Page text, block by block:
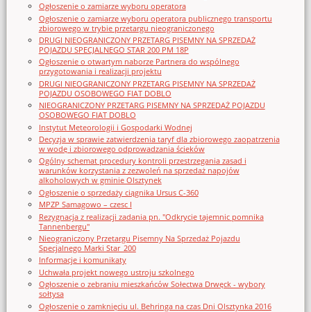
Ogłoszenie o zamiarze wyboru operatora
Ogłoszenie o zamiarze wyboru operatora publicznego transportu
zbiorowego w trybie przetargu nieograniczonego
DRUGI NIEOGRANICZONY PRZETARG PISEMNY NA SPRZEDAŻ
POJAZDU SPECJALNEGO STAR 200 PM 18P
Ogłoszenie o otwartym naborze Partnera do wspólnego
przygotowania i realizacji projektu
DRUGI NIEOGRANICZONY PRZETARG PISEMNY NA SPRZEDAŻ
POJAZDU OSOBOWEGO FIAT DOBLO
NIEOGRANICZONY PRZETARG PISEMNY NA SPRZEDAŻ POJAZDU
OSOBOWEGO FIAT DOBLO
Instytut Meteorologii i Gospodarki Wodnej
Decyzja w sprawie zatwierdzenia taryf dla zbiorowego zaopatrzenia
w wodę i zbiorowego odprowadzania ścieków
Ogólny schemat procedury kontroli przestrzegania zasad i
warunków korzystania z zezwoleń na sprzedaż napojów
alkoholowych w gminie Olsztynek
Ogłoszenie o sprzedaży ciągnika Ursus C-360
MPZP Samagowo – czesc I
Rezygnacja z realizacji zadania pn. "Odkrycie tajemnic pomnika
Tannenbergu"
Nieograniczony Przetargu Pisemny Na Sprzedaż Pojazdu
Specjalnego Marki Star_200
Informacje i komunikaty
Uchwała projekt nowego ustroju szkolnego
Ogłoszenie o zebraniu mieszkańców Sołectwa Drwęck - wybory
sołtysa
Ogłoszenie o zamknięciu ul. Behringa na czas Dni Olsztynka 2016